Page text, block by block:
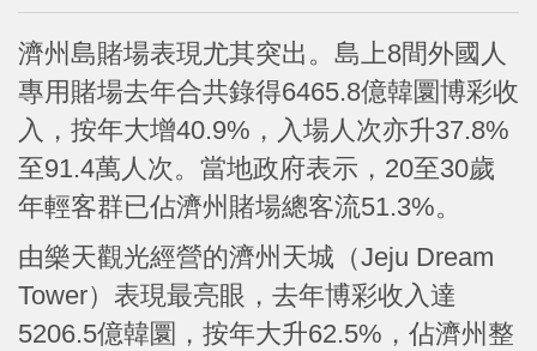
濟州島賭場表現尤其突出。島上8間外國人
專用賭場去年合共錄得6465.8億韓圜博彩收
入，按年大增40.9%，入場人次亦升37.8%
至91.4萬人次。當地政府表示，20至30歲
年輕客群已佔濟州賭場總客流51.3%。
由樂天觀光經營的濟州天城（Jeju Dream
Tower）表現最亮眼，去年博彩收入達
5206.5億韓圜，按年大升62.5%，佔濟州整